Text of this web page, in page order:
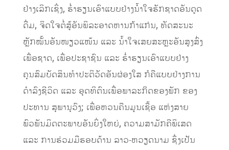
ຢ່າງເລິກເຊິ່ງ, ຮໍ່າຮຽນເອົາແບບຢ່າງນໍ້າໃຈຮັກຊາດອັນດູດ
ດື່ມ, ຈິດໃຈຕໍ່ສູ້ອັນພິລະອາດຫານກ້າແກ່ນ, ທັດສະນະ
ຫຼັກໝັ້ນອັນໜຽວແໜ້ນ ແລະ ນໍ້າໃຈເສຍສະຫຼະອັນສູງສົ່ງ
ເພື່ອຊາດ, ເພື່ອປະຊາຊົນ ແລະ ຮ່ໍາຮຽນເອົາແບບຢ່າງ
ຄຸນສົມບັດສິນທໍາປະຕິວັດອັນຜ່ອງໃສ ກໍຄືແບບຢ່າງການ
ດໍາລົງຊີວິດ ແລະ ອຸດທິຕົນເພື່ອພາລະກິດຂອງພັກ ຂອງ
ປະທານ ສຸພານຸວົງ; ເພື່ອຫວນຄືນມູນເຊື້ອ ແຫ່ງສາຍ
ພົວພັນມິດຕະພາບອັນຍິ່ງໃຫຍ່, ຄວາມສາມັກຄີພິເສດ
ແລະ ການຮ່ວມມືຮອບດ້ານ ລາວ-ຫວຽດນາມ ຊຶ່ງເປັນ